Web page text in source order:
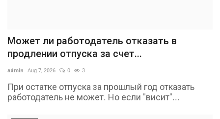
Может ли работодатель отказать в
продлении отпуска за счет...
admin Aug 7, 2026 0 3
При остатке отпуска за прошлый год отказать
работодатель не может. Но если "висит"...